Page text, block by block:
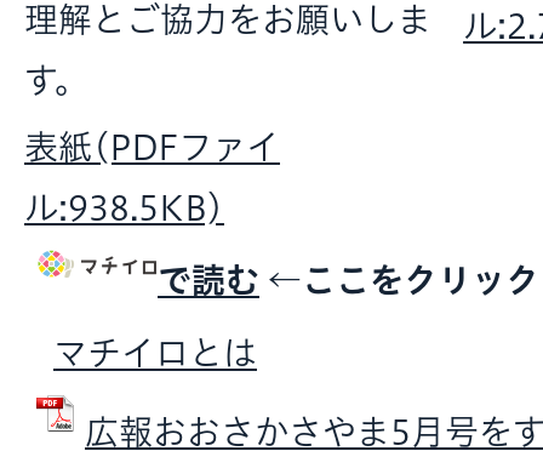
理解とご協力をお願いしま
す。
表紙(PDFファイ
ル:938.5KB)
ル
で読む ←ここをクリッ
マチイロとは
広報おおさかさやま5月号を